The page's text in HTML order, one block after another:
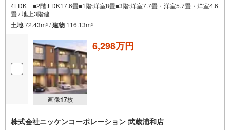
4LDK ■2階:LDK17.6畳■1階:洋室8畳■3階:洋室7.7畳・洋室5.7畳・洋室4.6
畳 / 地上3階建
土地72.43m2 /建物 116.13m2
画像17枚
6,298万円
株式会社ニッケンコーポレーション 武蔵浦和店